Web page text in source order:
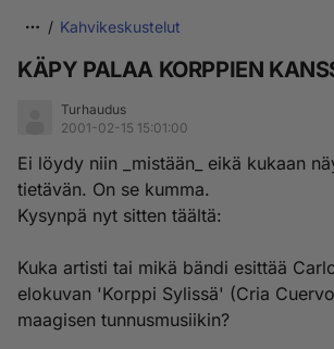
Kahvikeskustelut
KÄPY PALAA KORPPIEN
Turhaudus
2001-02-15 15:01:00
Ei löydy niin _mistään_ eikä kukaan
tietävän. On se kumma.
Kysynpä nyt sitten täältä:
Kuka artisti tai mikä bändi esittää
elokuvan 'Korppi Sylissä' (Cria
maagisen tunnusmusiikin?